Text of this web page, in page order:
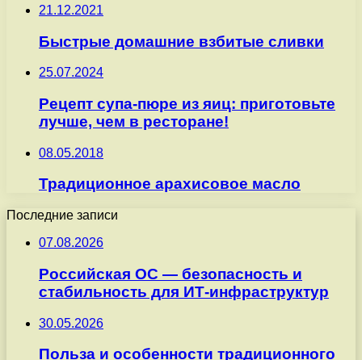
21.12.2021
Быстрые домашние взбитые сливки
25.07.2024
Рецепт супа-пюре из яиц: приготовьте
лучше, чем в ресторане!
08.05.2018
Традиционное арахисовое масло
Последние записи
07.08.2026
Российская ОС — безопасность и
стабильность для ИТ-инфраструктур
30.05.2026
Польза и особенности традиционного